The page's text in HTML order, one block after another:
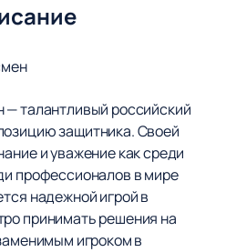
— талантливый российский
защитника. Своей
и уважение как среди
профессионалов в мире
надежной игрой в
принимать решения на
игроком в